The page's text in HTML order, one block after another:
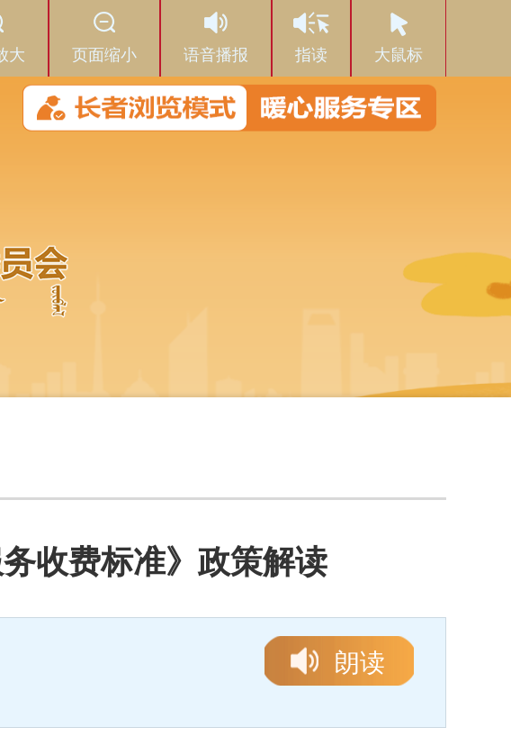
大 页面缩小 语音播报 指读 大鼠标
收费标准》政策解读
朗读